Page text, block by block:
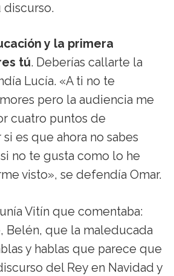
y la primera
tú. Deberías callarte la
Lucía. «A ti no te
pero la audiencia me
cuatro puntos de
es que ahora no sabes
no te gusta como lo he
visto», se defendía Omar.
Vitín que comentaba:
Belén, que la maleducada
y hablas que parece que
del Rey en Navidad y